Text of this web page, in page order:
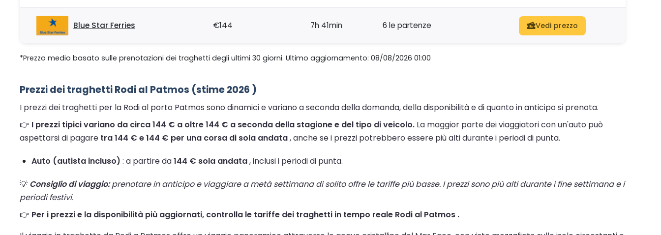
Blue Star Ferries €144 7h 41min 6 le partenze Vedi prezzo
*Prezzo medio basato sulle prenotazioni dei traghetti degli ultimi 30 giorni. Ultimo aggiornamento: 08/08/2026 01:00
Prezzi dei traghetti Rodi al Patmos (stime 2026 )
I prezzi dei traghetti per la Rodi al porto Patmos sono dinamici e variano a seconda della domanda, della disponibilità e di quanto in anticipo si prenota.
👉 I prezzi tipici variano da circa 144 € a oltre 144 € a seconda della stagione e del tipo di veicolo. La maggior parte dei viaggiatori con un'auto può
aspettarsi di pagare tra 144 € e 144 € per una corsa di sola andata, anche se i prezzi potrebbero essere più alti durante i periodi di punta.
Auto (autista incluso) : a partire da144 € sola andata, inclusi i periodi di punta.
💡 Consiglio di viaggio:prenotare in anticipo e viaggiare a metà settimana di solito offre le tariffe più basse. I prezzi sono più alti durante i fine settimana e i
periodi festivi.
👉 Per i prezzi e la disponibilità più aggiornati, controlla le tariffe dei traghetti in tempo reale Rodi al Patmos .